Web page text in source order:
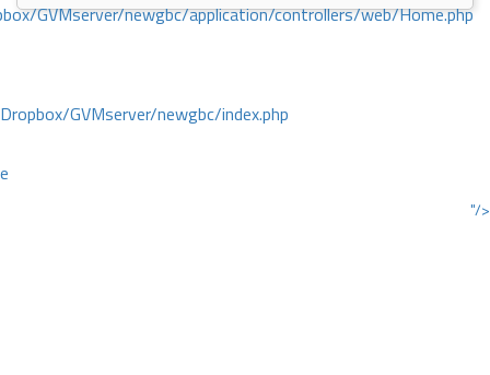
GVMserver/newgbc/application/controllers/web/Home.php
GVMserver/newgbc/index.php
"/>